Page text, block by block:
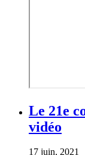
Le 21e
vidéo
17 juin, 2021